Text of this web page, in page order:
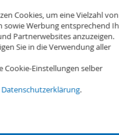
The Mars Perceptrix-REF.:
Set mit 3 Tafeln zur
innerhalb von 3 Arbeitstagen
460,00 €
Cookies, um eine Vielzahl von
sowie Werbung entsprechend
Partnerwebsites anzuzeigen.
Sie in die Verwendung aller
Cookie-Einstellungen selber
Datenschutzerklärung.